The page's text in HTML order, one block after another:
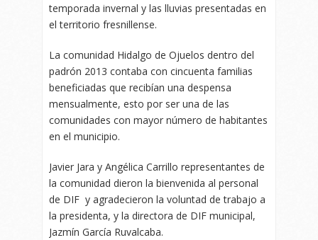
temporada invernal y las lluvias presentadas en
el territorio fresnillense.
La comunidad Hidalgo de Ojuelos dentro del
padrón 2013 contaba con cincuenta familias
beneficiadas que recibían una despensa
mensualmente, esto por ser una de las
comunidades con mayor número de habitantes
en el municipio.
Javier Jara y Angélica Carrillo representantes de
la comunidad dieron la bienvenida al personal
de DIF y agradecieron la voluntad de trabajo a
la presidenta, y la directora de DIF municipal,
Jazmín García Ruvalcaba.